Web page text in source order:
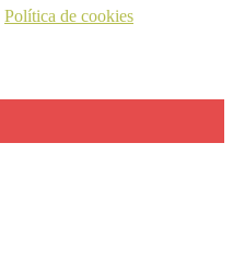
Política de cookies